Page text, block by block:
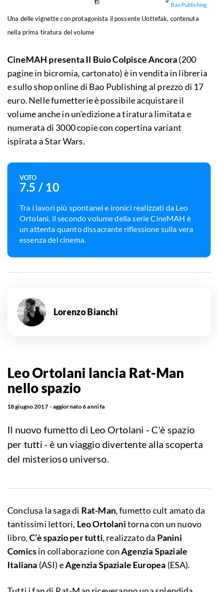
Bao Publishing
Una delle vignette con protagonista il possente Uottefak, contenuta
nella prima tiratura del volume
CineMAH presenta Il Buio Colpisce Ancora(200
pagine in bicromia, cartonato) è in vendita in libreria
e sullo shop online di Bao Publishing al prezzo di 17
euro. Nelle fumetterie è possibile acquistare il
volume anche in un'edizione a tiratura limitata e
numerata di 3000 copie con copertina variant
ispirata a Star Wars.
VOTO
7.5 / 10
Tra i lavori più spontanei e ironici realizzati da Leo
Ortolani, il secondo volume della serie CineMAH è
un attenta quanto dissacrante riflessione sulla vera
essenza del cinema.
Lorenzo Bianchi
Leo Ortolani lancia Rat-Man
nello spazio
18 giugno 2017 aggiornato6 anni fa
Il nuovo fumetto di Leo Ortolani - C'è spazio
per tutti - è un viaggio divertente alla scoperta
del misterioso universo.
Conclusa la saga di Rat-Man, fumetto cult amato da
tantissimi lettori, Leo Ortolanitorna con un nuovo
libro,C’è spazio per tutti, realizzato da Panini
Comicsin collaborazione conAgenziaSpaziale
Italiana (ASI) eAgenzia Spaziale Europea (ESA).